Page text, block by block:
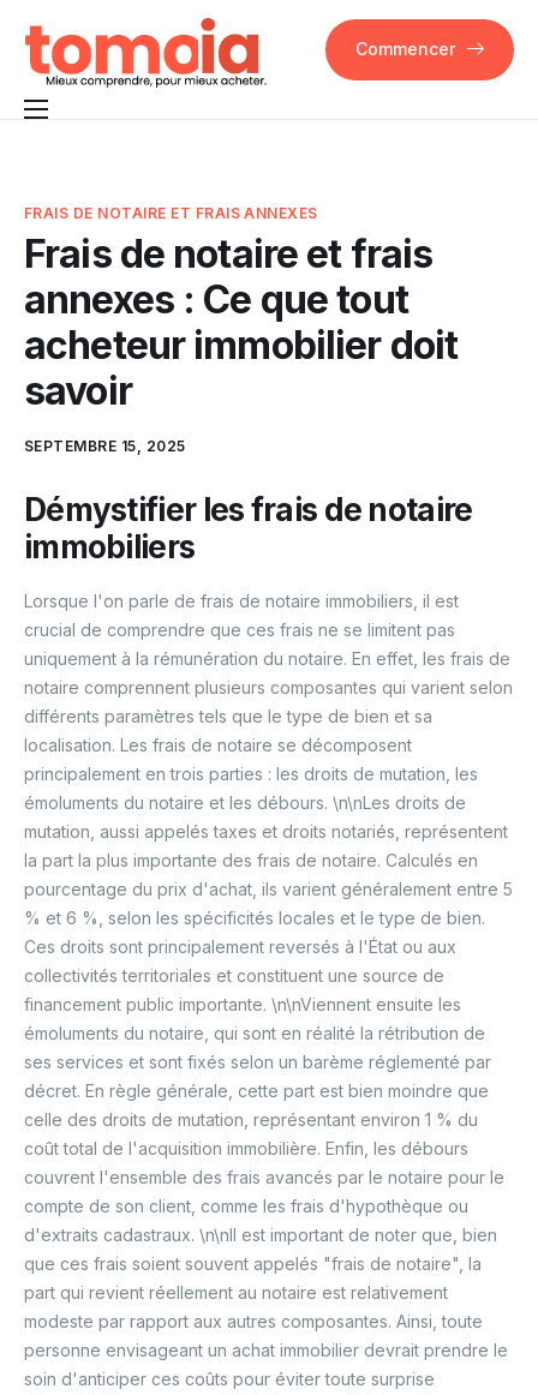
FAQ
Contact
Commencer
FRAIS DE NOTAIRE ET FRAIS ANNEXES
Frais de notaire et frais
annexes : Ce que tout
acheteur immobilier doit
savoir
SEPTEMBRE 15, 2025
Démystifier les frais de notaire
immobiliers
Lorsque l'on parle de frais de notaire immobiliers, il est
crucial de comprendre que ces frais ne se limitent pas
uniquement à la rémunération du notaire. En effet, les frais de
notaire comprennent plusieurs composantes qui varient selon
différents paramètres tels que le type de bien et sa
localisation. Les frais de notaire se décomposent
principalement en trois parties : les droits de mutation, les
émoluments du notaire et les débours. \n\nLes droits de
mutation, aussi appelés taxes et droits notariés, représentent
la part la plus importante des frais de notaire. Calculés en
pourcentage du prix d'achat, ils varient généralement entre 5
% et 6 %, selon les spécificités locales et le type de bien.
Ces droits sont principalement reversés à l'État ou aux
collectivités territoriales et constituent une source de
financement public importante. \n\nViennent ensuite les
émoluments du notaire, qui sont en réalité la rétribution de
ses services et sont fixés selon un barème réglementé par
décret. En règle générale, cette part est bien moindre que
celle des droits de mutation, représentant environ 1 % du
coût total de l'acquisition immobilière. Enfin, les débours
couvrent l'ensemble des frais avancés par le notaire pour le
compte de son client, comme les frais d'hypothèque ou
d'extraits cadastraux. \n\nIl est important de noter que, bien
que ces frais soient souvent appelés "frais de notaire", la
part qui revient réellement au notaire est relativement
modeste par rapport aux autres composantes. Ainsi, toute
personne envisageant un achat immobilier devrait prendre le
soin d'anticiper ces coûts pour éviter toute surprise